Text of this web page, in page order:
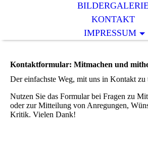
BILDERGALERIE
KONTAKT
IMPRESSUM
Kontaktformular: Mitmachen und
Der einfachste Weg, mit uns in Kontakt zu
Nutzen Sie das Formular bei Fragen zu
oder zur Mitteilung von Anregungen,
Kritik. Vielen Dank!